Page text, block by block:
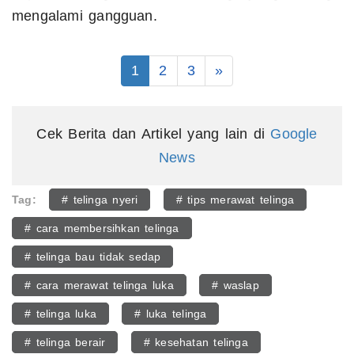
mengalami gangguan.
1 2 3 »
Cek Berita dan Artikel yang lain di Google
News
Tag: # telinga nyeri # tips merawat telinga
# cara membersihkan telinga
# telinga bau tidak sedap
# cara merawat telinga luka # waslap
# telinga luka # luka telinga
# telinga berair # kesehatan telinga